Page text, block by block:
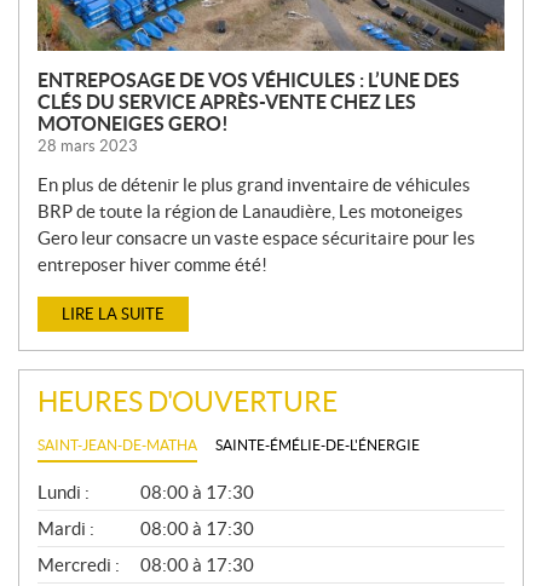
ENTREPOSAGE DE VOS VÉHICULES : L’UNE DES
CLÉS DU SERVICE APRÈS-VENTE CHEZ LES
MOTONEIGES GERO!
28 mars 2023
En plus de détenir le plus grand inventaire de véhicules
BRP de toute la région de Lanaudière, Les motoneiges
Gero leur consacre un vaste espace sécuritaire pour les
entreposer hiver comme été!
LIRE LA SUITE
HEURES D'OUVERTURE
SAINT-JEAN-DE-MATHA SAINTE-ÉMÉLIE-DE-L'ÉNERGIE
G
É
N
É
R
Lundi :
08:00 à 17:30
Mardi :
08:00 à 17:30
Mercredi :
08:00 à 17:30